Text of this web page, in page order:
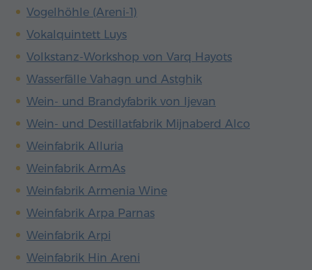
Vogelhöhle (Areni-1)
Vokalquintett Luys
Volkstanz-Workshop von Varq Hayots
Wasserfälle Vahagn und Astghik
Wein- und Brandyfabrik von Ijevan
Wein- und Destillatfabrik Mijnaberd Alco
Weinfabrik Alluria
Weinfabrik ArmAs
Weinfabrik Armenia Wine
Weinfabrik Arpa Parnas
Weinfabrik Arpi
Weinfabrik Hin Areni